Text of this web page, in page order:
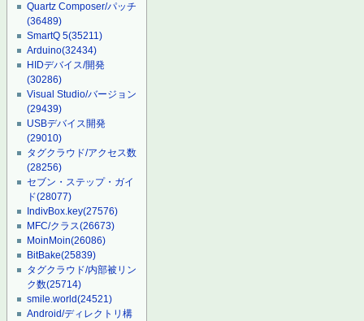
Quartz Composer/パッチ
(36489)
SmartQ 5(35211)
Arduino(32434)
HIDデバイス/開発
(30286)
Visual Studio/バージョン
(29439)
USBデバイス開発
(29010)
タグクラウド/アクセス数
(28256)
セブン・ステップ・ガイ
ド(28077)
IndivBox.key(27576)
MFC/クラス(26673)
MoinMoin(26086)
BitBake(25839)
タグクラウド/内部被リン
ク数(25714)
smile.world(24521)
Android/ディレクトリ構